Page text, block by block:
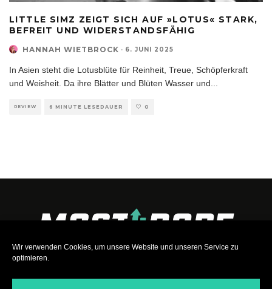
Wir verwenden Cookies, um unsere Website und unseren Service zu
optimieren.
LITTLE SIMZ ZEIGT SICH AUF »LOTUS« STARK,
BEFREIT UND WIDERSTANDSFÄHIG
HANNAH WIETBROCK · 6. JUNI 2025
In Asien steht die Lotusblüte für Reinheit, Treue, Schöpferkraft
und Weisheit. Da ihre Blätter und Blüten Wasser und
REVIEW 6 MINUTE LESEDAUER 0